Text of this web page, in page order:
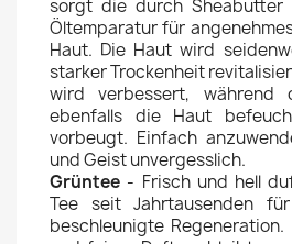
sorgt die durch Sheabutter
Öltemparatur für
Haut. Die Haut wird
starker Trockenheit
wird verbessert, während
ebenfalls die Haut
vorbeugt. Einfach
und Geist unvergesslich.
Grüntee - Frisch und hell
Tee seit Jahrtausenden
beschleunigte